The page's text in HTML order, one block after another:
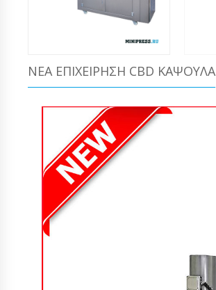
ΝΈΑ ΕΠΙΧΕΊΡΗΣΗ CBD ΚΆΨΟΥΛΑ